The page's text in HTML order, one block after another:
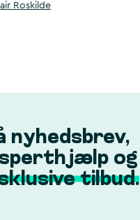
Roskilde
nyhedsbrev,
og
tilbud.